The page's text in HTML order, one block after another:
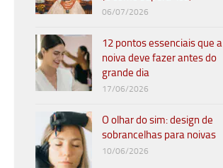
06/07/2026
12 pontos essenciais que a
noiva deve fazer antes do
grande dia
17/06/2026
O olhar do sim: design de
sobrancelhas para noivas
10/06/2026